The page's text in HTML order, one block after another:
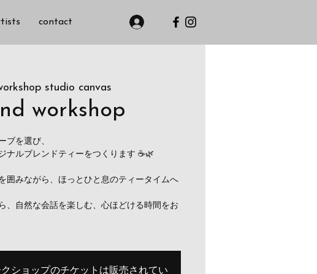
contact
studio canvas
workshop
ブを選び、
ナルブレンドティーをつくります ☕🌿
囲みながら、ほっとひと息のティータイムへ
、自然な会話を楽しむ、心ほどける時間をお
ショップのチケットは販売されてい